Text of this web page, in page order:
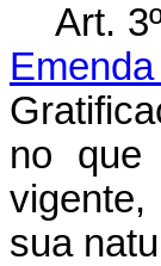
Art.
no que
vigente,
sua